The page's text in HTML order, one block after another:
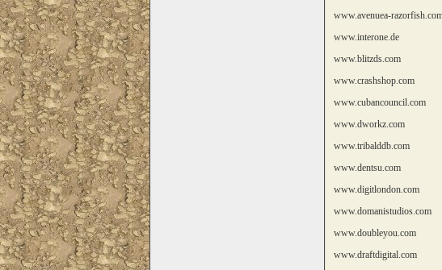
www.avenuea-
www.interone.de
www.blitzds.com
www.crashshop.com
www.cubancouncil.com
www.dworkz.com
www.tribalddb.com
www.dentsu.com
www.digitlondon.com
www.domanistudios.com
www.doubleyou.com
www.draftdigital.com